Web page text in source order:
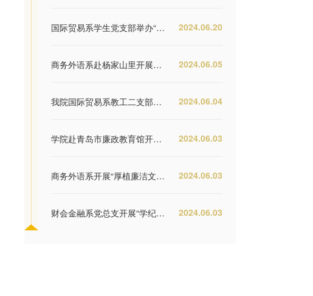
2024.06.20
国际贸易系学生党支部举办“寻访家乡变化 感悟伟大成就”摄影展
2024.06.05
商务外语系赴杨家山里开展团建活动
2024.06.04
我院国际贸易系教工二支部到青岛金水路小学开展科普志愿服务活动
2024.06.03
学院赴青岛市廉政教育馆开展党纪学习教育
2024.06.03
商务外语系开展“厚植廉洁文化，涵养清风正气”党纪学习教育主题党日活动
2024.06.03
财会金融系党总支开展“学纪、知纪、明纪、守纪”党纪学习教育系列活动